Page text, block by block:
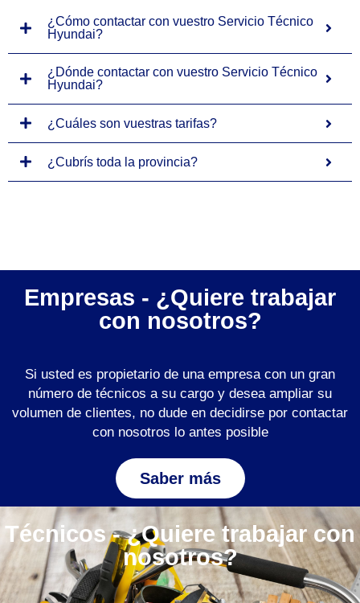
¿Cómo contactar con vuestro Servicio Técnico
Hyundai?
¿Dónde contactar con vuestro Servicio Técnico
Hyundai?
¿Cuáles son vuestras tarifas?
¿Cubrís toda la provincia?
Empresas - ¿Quiere trabajar
con nosotros?
Si usted es propietario de una empresa con un gran
número de técnicos a su cargo y desea ampliar su
volumen de clientes, no dude en decidirse por contactar
con nosotros lo antes posible
Saber más
Técnicos - ¿Quiere trabajar con
nosotros?